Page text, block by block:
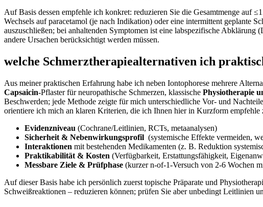
Auf Basis⁢ dessen empfehle ich konkret: reduzieren Sie die Gesamtmenge auf
Wechsels auf paracetamol ⁢(je nach Indikation) oder eine intermittent geplante
⁢auszuschließen; ⁤bei⁢ anhaltenden Symptomen ist eine​ labspezifische
andere Ursachen berücksichtigt werden‌ müssen.
welche Schmerztherapiealternativen ich
Aus‌ meiner praktischen‌ Erfahrung⁣ habe ich neben Iontophorese mehrere
Capsaicin-Pflaster für neuropathische Schmerzen, klassische Physiotherapie
Beschwerden; jede⁢ Methode zeigte für mich unterschiedliche Vor‑⁣ und
orientiere⁤ ich mich an klaren Kriterien, ‌die‌ ich Ihnen​ hier in ⁤Kurzform empfehle
Evidenzniveau ⁣(Cochrane/Leitlinien, ‌RCTs, ‌metaanalysen)
Sicherheit ‌& Nebenwirkungsprofil
(systemische ⁤Effekte vermeiden,
Interaktionen mit bestehenden Medikamenten (z.⁤ B. Reduktion
Praktikabilität & Kosten (Verfügbarkeit, Erstattungsfähigkeit,
Messbare Ziele & Prüfphase (kurzer n‑of‑1‑Versuch von‌ 2-6 Wochen
Auf dieser Basis habe ich persönlich zuerst topische Präparate‍ und
Schweißreaktionen – reduzieren können; prüfen Sie aber unbedingt Leitlinien